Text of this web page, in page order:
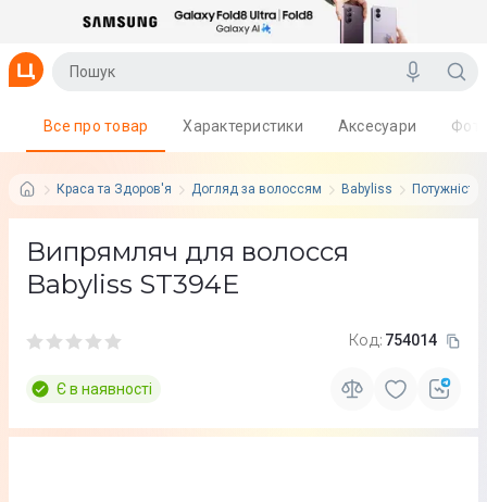
Краса та Здоров'я Догляд за волоссям Babyliss
Все про товар Характеристики Аксесуари
Випрямляч для волосся
Babyliss ST394E
Код: 754014
Є в наявності